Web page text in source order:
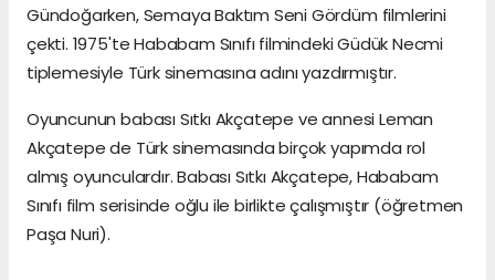
Gündoğarken, Semaya Baktım Seni Gördüm filmlerini
çekti. 1975'te Hababam Sınıfı filmindeki Güdük Necmi
tiplemesiyle Türk sinemasına adını yazdırmıştır.
Oyuncunun babası Sıtkı Akçatepe ve annesi Leman
Akçatepe de Türk sinemasında birçok yapımda rol
almış oyunculardır. Babası Sıtkı Akçatepe, Hababam
Sınıfı film serisinde oğlu ile birlikte çalışmıştır (öğretmen
Paşa Nuri).